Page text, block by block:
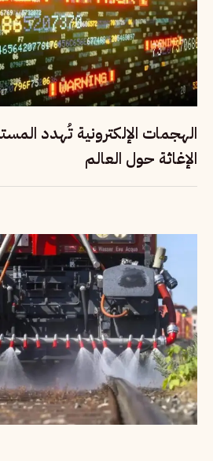
الهجمات الإلكترونية تُهدد
الإغاثة حول العالم